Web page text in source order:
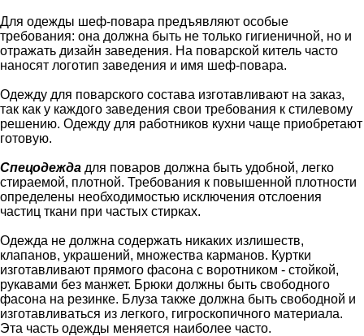
Для одежды шеф-повара предъявляют особые
требования: она должна быть не только гигиеничной, но и
отражать дизайн заведения. На поварской китель часто
наносят логотип заведения и имя шеф-повара.
Одежду для поварского состава изготавливают на заказ,
так как у каждого заведения свои требования к стилевому
решению. Одежду для работников кухни чаще приобретают
готовую.
Спецодежда для поваров должна быть удобной, легко
стираемой, плотной. Требования к повышенной плотности
определены необходимостью исключения отслоения
частиц ткани при частых стирках.
Одежда не должна содержать никаких излишеств,
клапанов, украшений, множества карманов. Куртки
изготавливают прямого фасона с воротником - стойкой,
рукавами без манжет. Брюки должны быть свободного
фасона на резинке. Блуза также должна быть свободной и
изготавливаться из легкого, гигроскопичного материала.
Эта часть одежды меняется наиболее часто.